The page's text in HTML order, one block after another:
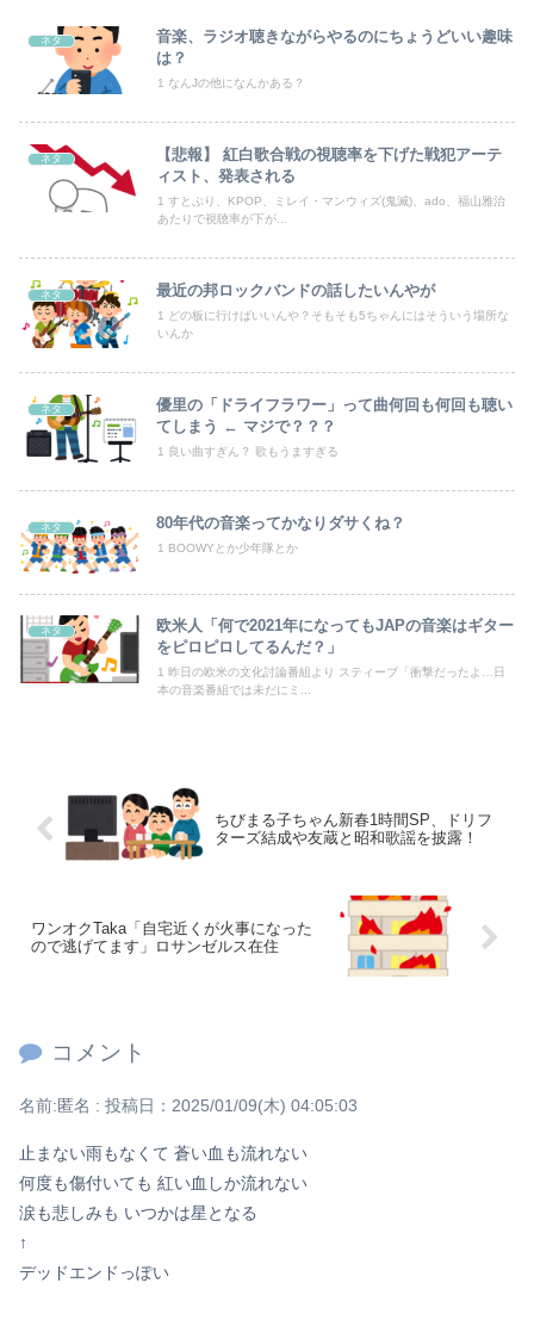
Powered by livedoor 相互RSS
いつものスーパーで偶然見かけた義弟嫁。夫に何気なくその話しただけなのに、そこから妙な空気になってしまい…
ミスドで隣の席の女性二人の会話が聞こえてきた。その内容が、旦那と離婚したくてでっち上げのDV証拠を...
刈川くるみアナ ノースリーブの巨乳！！
日本やドイツが連合国に負けた理由
「人に恨みを買うようなことをしている自覚はあるんだな」と高市首相を嘲笑った左派、平和記念式典での演説にケチを付けるも……
ネタ
音楽、ラジオ聴きながらやるのにちょうどいい趣味
は？
1 なんJの他になんかある？
ネタ
【悲報】 紅白歌合戦の視聴率を下げた戦犯アーテ
ィスト、発表される
1 すとぷり、KPOP、ミレイ・マンウィズ(鬼滅)、ado、福山雅治
あたりで視聴率が下が...
ネタ 最近の邦ロックバンドの話したいんやが
1 どの板に行けばいいんや？そもそも5ちゃんにはそういう場所な
いんか
ネタ
優里の「ドライフラワー」って曲何回も何回も聴い
てしまう ← マジで？？？
1 良い曲すぎん？ 歌もうますぎる
ネタ 80年代の音楽ってかなりダサくね？
1 BOOWYとか少年隊とか
ネタ
欧米人「何で2021年になってもJAPの音楽はギター
をピロピロしてるんだ？」
1 昨日の欧米の文化討論番組より スティーブ「衝撃だったよ…日
本の音楽番組では未だにミ...
ちびまる子ちゃん新春1時間SP、ドリフ
ターズ結成や友蔵と昭和歌謡を披露！
ワンオクTaka「自宅近くが火事になった
ので逃げてます」ロサンゼルス在住
コメント
名前:匿名 : 投稿日：2025/01/09(木) 04:05:03
止まない雨もなくて 蒼い血も流れない
何度も傷付いても 紅い血しか流れない
涙も悲しみも いつかは星となる
↑
デッドエンドっぽい